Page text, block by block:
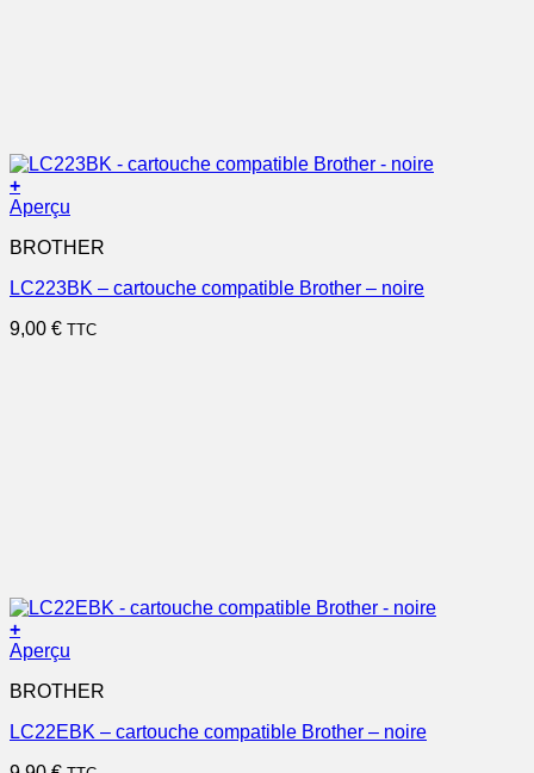
+
Aperçu
BROTHER
LC223BK – cartouche compatible Brother – noire
9,00 € TTC
+
Aperçu
BROTHER
LC22EBK – cartouche compatible Brother – noire